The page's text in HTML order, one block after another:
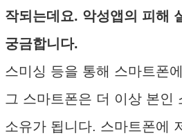
작되는데요. 악성앱의 피해
궁금합니다.
스미싱 등을 통해 스마트폰
그 스마트폰은 더 이상 본인
소유가 됩니다. 스마트폰에